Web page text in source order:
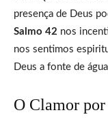
presença de Deus
Salmo 42 nos
nos sentimos
Deus a fonte de
O Clamor